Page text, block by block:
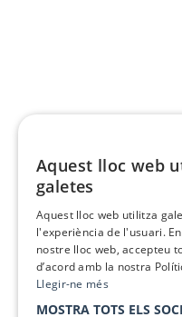
Aquest lloc web
galetes
Aquest lloc web utilitza
l'experiència de l'usuari.
nostre lloc web, accepteu
d’acord amb la nostra
Llegir-ne més
MOSTRA TOTS ELS